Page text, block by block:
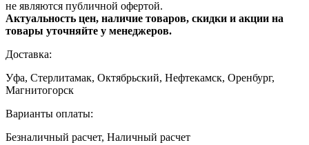
не являются публичной офертой.
Актуальность цен, наличие товаров, скидки и акции на
товары уточняйте у менеджеров.
Доставка:
Уфа, Стерлитамак, Октябрьский, Нефтекамск, Оренбург,
Магнитогорск
Варианты оплаты:
Безналичный расчет, Наличный расчет